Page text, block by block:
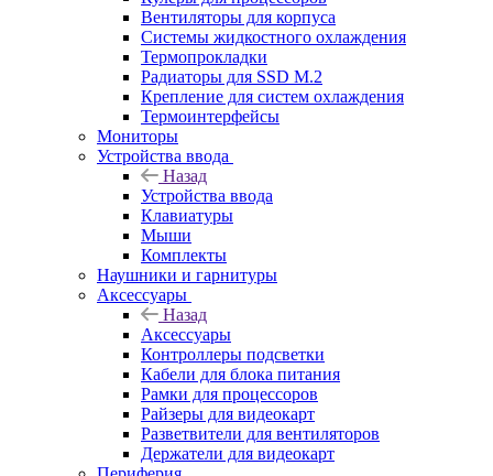
Вентиляторы для корпуса
Системы жидкостного охлаждения
Термопрокладки
Радиаторы для SSD M.2
Крепление для систем охлаждения
Термоинтерфейсы
Мониторы
Устройства ввода
Назад
Устройства ввода
Клавиатуры
Мыши
Комплекты
Наушники и гарнитуры
Аксессуары
Назад
Аксессуары
Контроллеры подсветки
Кабели для блока питания
Рамки для процессоров
Райзеры для видеокарт
Разветвители для вентиляторов
Держатели для видеокарт